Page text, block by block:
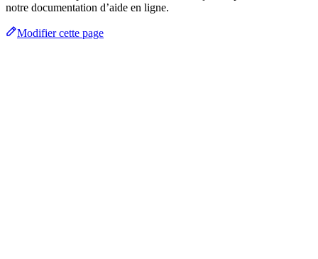
notre documentation d’aide en ligne.
Modifier cette page